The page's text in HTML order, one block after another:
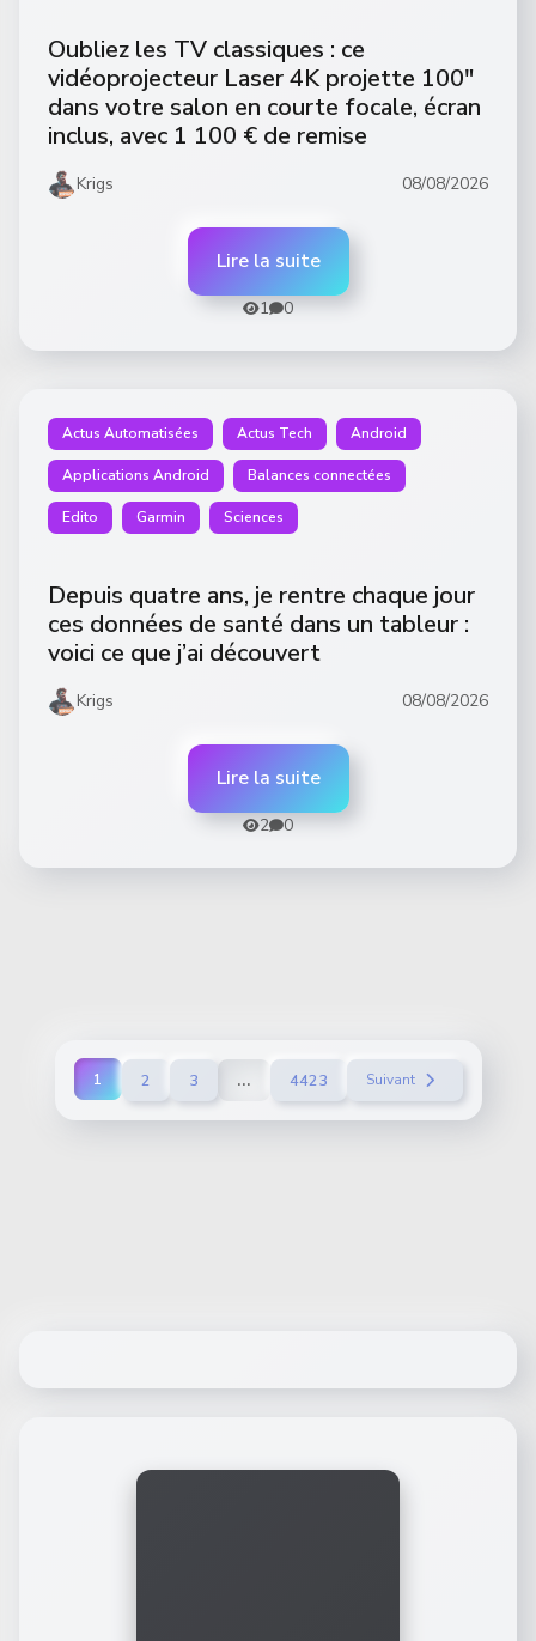
Oubliez les TV classiques : ce
vidéoprojecteur Laser 4K projette 100″
dans votre salon en courte focale, écran
inclus, avec 1 100 € de remise
Krigs 08/08/2026
Lire la suite
1 0
Actus Automatisées Actus Tech Android
Applications Android Balances connectées
Edito Garmin Sciences
Depuis quatre ans, je rentre chaque jour
ces données de santé dans un tableur :
voici ce que j’ai découvert
Krigs 08/08/2026
Lire la suite
2 0
1 2 3 ... 4423 Suivant